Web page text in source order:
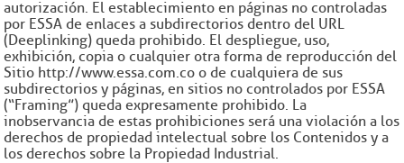
autorización. El establecimiento en páginas no controladas
por ESSA de enlaces a subdirectorios dentro del URL
(Deeplinking) queda prohibido. El despliegue, uso,
exhibición, copia o cualquier otra forma de reproducción del
Sitio http://www.essa.com.co o de cualquiera de sus
subdirectorios y páginas, en sitios no controlados por ESSA
(“Framing”) queda expresamente prohibido. La
inobservancia de estas prohibiciones será una violación a los
derechos de propiedad intelectual sobre los Contenidos y a
los derechos sobre la Propiedad Industrial.